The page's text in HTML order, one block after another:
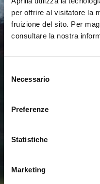
per offrire al visitatore la
fruizione del sito. Per
consultare la nostra
delNecessario
Preferenze
Statistiche
Marketing
Vorrei